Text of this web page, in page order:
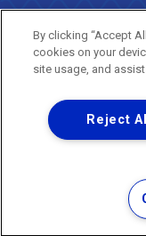
Termos
Política de
By clicking “Accept
cookies on your
site usage, and
Reject All